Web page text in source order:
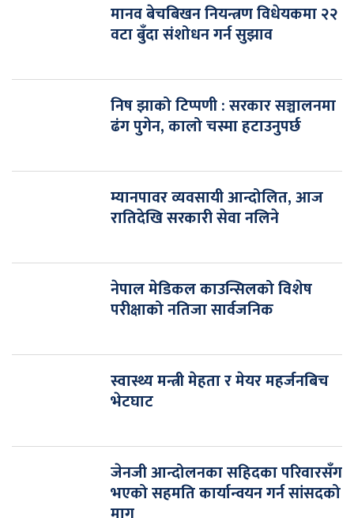
मानव बेचबिखन नियन्त्रण विधेयकमा २२
वटा बुँदा संशोधन गर्न सुझाव
निष झाको टिप्पणी : सरकार सञ्चालनमा
ढंग पुगेन, कालो चस्मा हटाउनुपर्छ
म्यानपावर व्यवसायी आन्दोलित, आज
रातिदेखि सरकारी सेवा नलिने
नेपाल मेडिकल काउन्सिलको विशेष
परीक्षाको नतिजा सार्वजनिक
स्वास्थ्य मन्त्री मेहता र मेयर महर्जनबिच
भेटघाट
जेनजी आन्दोलनका सहिदका परिवारसँग
भएको सहमति कार्यान्वयन गर्न सांसदको